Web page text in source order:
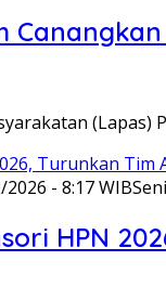
- 8:17 WIB
HPN